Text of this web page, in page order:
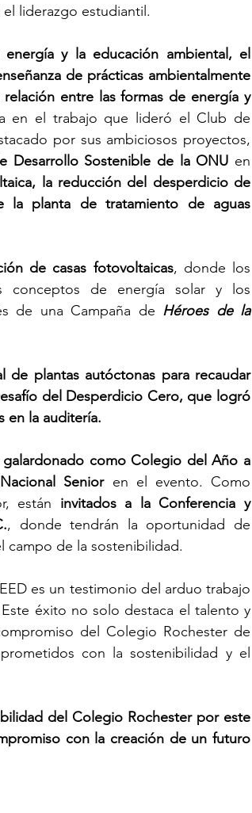
liderazgo estudiantil.
y la educación ambiental, el
de prácticas ambientalmente
entre las formas de energía y
en el trabajo que lideró el Club de
por sus ambiciosos proyectos,
Desarrollo Sostenible de la ONU en
la reducción del desperdicio de
la planta de tratamiento de aguas
de casas fotovoltaicas, donde los
conceptos de energía solar y los
de una Campaña de Héroes de la
de plantas autóctonas para recaudar
del Desperdicio Cero, que logró
en la auditería.
como Colegio del Año a
Senior en el evento. Como
están invitados a la Conferencia y
, donde tendrán la oportunidad de
campo de la sostenibilidad.
es un testimonio del arduo trabajo
éxito no solo destaca el talento y
del Colegio Rochester de
con la sostenibilidad y el
del Colegio Rochester por este
con la creación de un futuro